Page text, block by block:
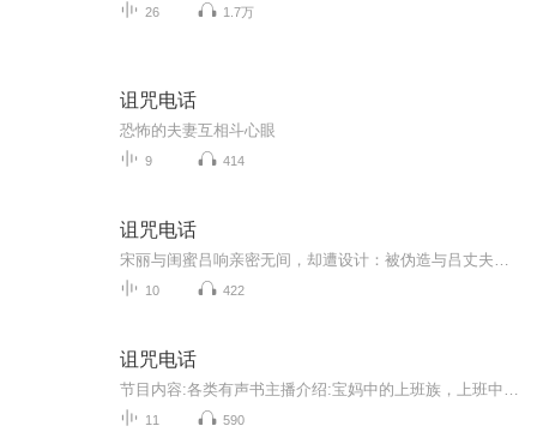
26 1.7万
诅咒电话
恐怖的夫妻互相斗心眼
9 414
诅咒电话
10 422
诅咒电话
11 590